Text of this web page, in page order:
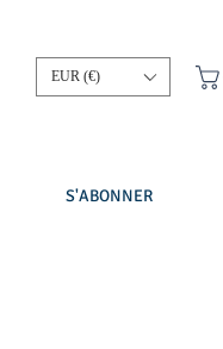
EUR (€)
S'ABONNER